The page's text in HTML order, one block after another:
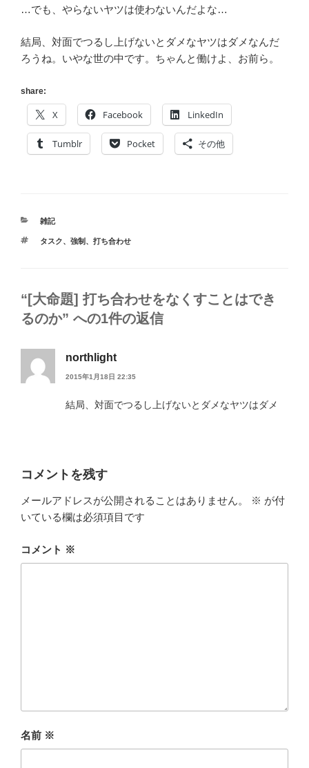
…でも、やらないヤツは使わないんだよな…
結局、対面でつるし上げないとダメなヤツはダメなんだ
ろうね。いやな世の中です。ちゃんと働けよ、お前ら。
share:
X Facebook LinkedIn
Tumblr Pocket その他
カ
ゴ
雑記
タ
タスク、 強制 、 打ち合わせ
“[大命題] 打ち合わせをなくすことはでき
るのか” への1件の返信
northlight
2015年1月18日 22:35
結局、対面でつるし上げないとダメなヤツはダメ
コメントを残す
メールアドレスが公開されることはありません。 ※ が付
いている欄は必須項目です
コメント ※
名前 ※